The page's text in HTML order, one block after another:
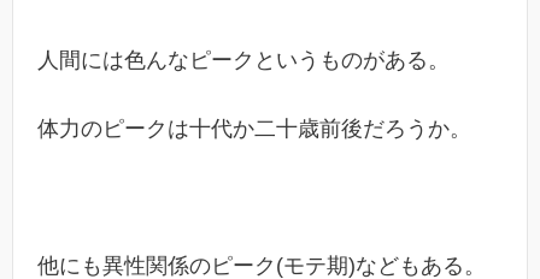
人間には色んなピークというものがある。
体力のピークは十代か二十歳前後だろうか。
他にも異性関係のピーク(モテ期)などもある。